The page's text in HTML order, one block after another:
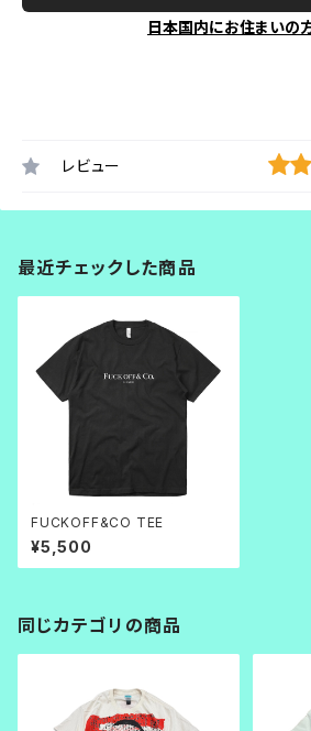
日本国内にお住まいの
レビュー
最近チェックした商品
FUCKOFF&CO TEE
¥5,500
同じカテゴリの商品